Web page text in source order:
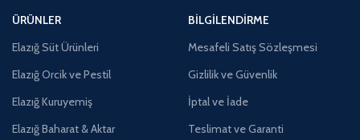
ÜRÜNLER
Elazığ Süt Ürünleri
Elazığ Orcik ve Pestil
Elazığ Kuruyemiş
Elazığ Baharat & Aktar
BILGILENDIRME
Mesafeli Satış Sözleşmesi
Gizlilik ve Güvenlik
İptal ve İade
Teslimat ve Garanti